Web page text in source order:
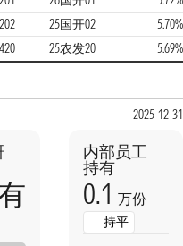
25国开02
5.70%
25农发20 5.69%
2025-12-31
内部员工
持有
0.1 万份
持平